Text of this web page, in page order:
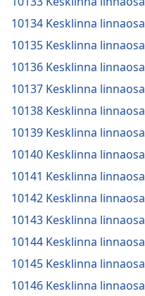
10134 Kesklinna linnaosa
10135 Kesklinna linnaosa
10136 Kesklinna linnaosa
10137 Kesklinna linnaosa
10138 Kesklinna linnaosa
10139 Kesklinna linnaosa
10140 Kesklinna linnaosa
10141 Kesklinna linnaosa
10142 Kesklinna linnaosa
10143 Kesklinna linnaosa
10144 Kesklinna linnaosa
10145 Kesklinna linnaosa
10146 Kesklinna linnaosa